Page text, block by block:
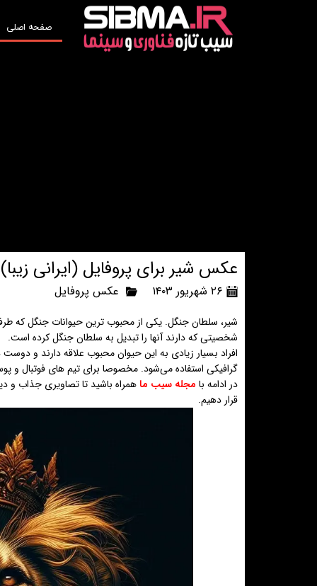
صفحه اصلی
عکس شیر برای پروفایل (ایرانی
۲۶ شهریور ۱۴۰۳ عکس پروفایل
شیر، سلطان جنگل. یکی از محبوب ترین حیوانات جنگل که
شخصیتی که دارند آنها را تبدیل به سلطان جنگل کرده است.
افراد بسیار زیادی به این حیوان محبوب علاقه دارند و
گرافیکی استفاده می‌شود. مخصوصا برای تیم های فوتبال و
در ادامه با مجله سیب ماهمراه باشید تا تصاویری جذاب و
قرار دهیم.